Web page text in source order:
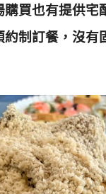
買也有提供
制訂餐，沒